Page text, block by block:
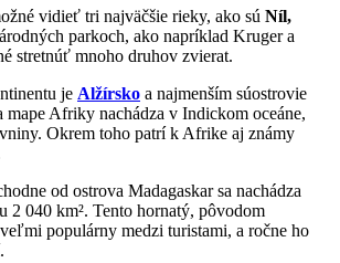
vidieť tri najväčšie rieky, ako sú Níl,
parkoch, ako napríklad Kruger a
stretnúť mnoho druhov zvierat.
je Alžírsko a najmenším súostrovie
mape Afriky nachádza v Indickom oceáne,
Okrem toho patrí k Afrike aj známy
od ostrova Madagaskar sa nachádza
2 040 km². Tento hornatý, pôvodom
populárny medzi turistami, a ročne ho